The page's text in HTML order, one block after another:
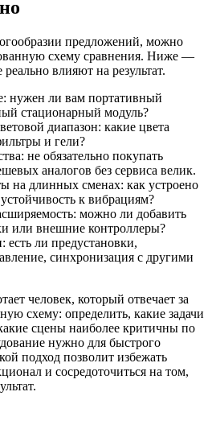
предложений, можно
схему сравнения. Ниже —
влияют на результат.
нужен ли вам портативный
стационарный модуль?
диапазон: какие цвета
и гели?
не обязательно покупать
аналогов без сервиса велик.
на длинных сменах: как устроено
к вибрациям?
можно ли добавить
или внешние контроллеры?
есть ли предустановки,
синхронизация с другими
человек, который отвечает за
схему: определить, какие задачи
сцены наиболее критичны по
нужно для быстрого
подход позволит избежать
и сосредоточиться на том,